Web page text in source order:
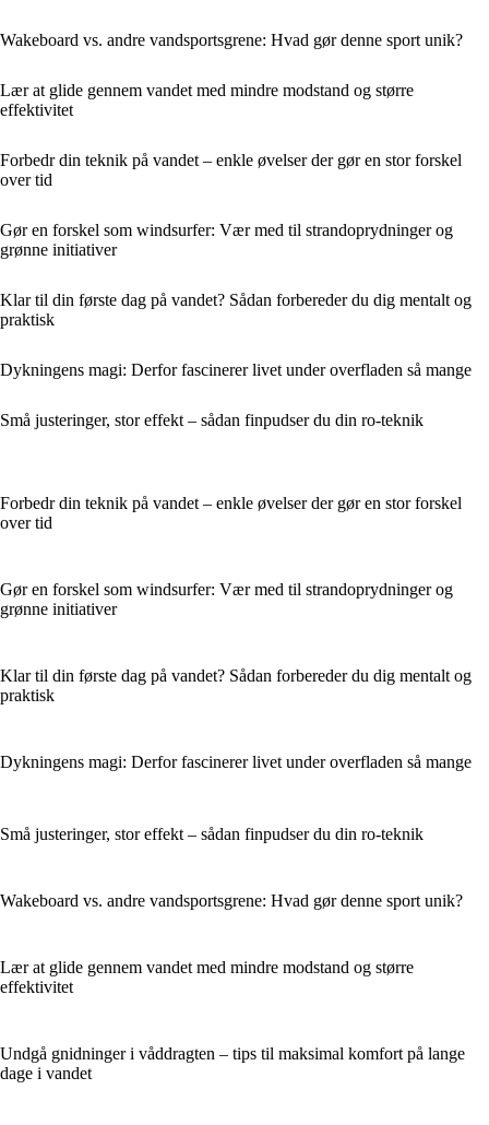
Wakeboard vs. andre vandsportsgrene: Hvad gør denne sport unik?
Lær at glide gennem vandet med mindre modstand og større
effektivitet
Forbedr din teknik på vandet – enkle øvelser der gør en stor forskel
over tid
Gør en forskel som windsurfer: Vær med til strandoprydninger og
grønne initiativer
Klar til din første dag på vandet? Sådan forbereder du dig mentalt og
praktisk
Dykningens magi: Derfor fascinerer livet under overfladen så mange
Små justeringer, stor effekt – sådan finpudser du din ro-teknik
Forbedr din teknik på vandet – enkle øvelser der gør en stor forskel
over tid
Gør en forskel som windsurfer: Vær med til strandoprydninger og
grønne initiativer
Klar til din første dag på vandet? Sådan forbereder du dig mentalt og
praktisk
Dykningens magi: Derfor fascinerer livet under overfladen så mange
Små justeringer, stor effekt – sådan finpudser du din ro-teknik
Wakeboard vs. andre vandsportsgrene: Hvad gør denne sport unik?
Lær at glide gennem vandet med mindre modstand og større
effektivitet
Undgå gnidninger i våddragten – tips til maksimal komfort på lange
dage i vandet